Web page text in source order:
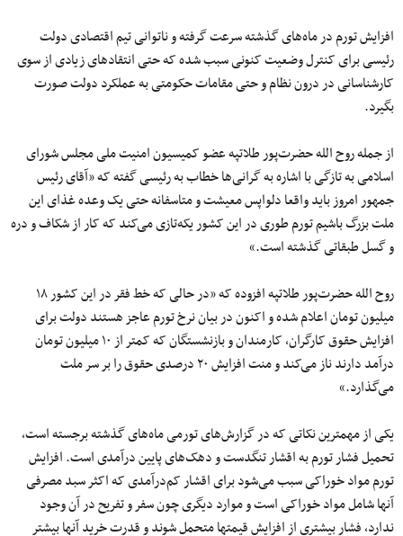
افزایش تورم در ماه‌های گذشته سرعت گرفته و ناتوانی تیم اقتصادی دولت
رئیسی برای کنترل وضعیت کنونی سبب شده که حتی انتقادهای زیادی از سوی
کارشناسانی در درون نظام و حتی مقامات حکومتی به عملکرد دولت صورت
بگیرد.
از جمله روح الله حضرت‌پور طلاتپه عضو کمیسیون امنیت ملی مجلس شورای
اسلامی به تازگی با اشاره به گرانی‌ها خطاب به رئیسی گفته که «آقای رئیس
جمهور امروز باید واقعا دلواپس معیشت و متاسفانه حتی یک وعده غذای این
ملت بزرگ باشیم تورم طوری در این کشور یکه‌تازی می‌کند که کار از شکاف و دره
و گسل طبقاتی گذشته است.»
روح الله حضرت‌پور طلاتپه افزوده که «در حالی که خط فقر در این کشور ۱۸
میلیون تومان اعلام شده و اکنون در بیان نرخ تورم عاجز هستند دولت برای
افزایش حقوق کارگران، کارمندان و بازنشستگان که کمتر از ۱۰ میلیون تومان
درآمد دارند ناز می‌کند و منت افزایش ۲۰ درصدی حقوق را بر سر ملت
می‌گذارد.»
یکی از مهمترین نکاتی که در گزارش‌های تورمی ماه‌های گذشته برجسته است،
تحمیل فشار تورم به اقشار تنگدست و دهک‌های پایین درآمدی است. افزایش
تورم مواد خوراکی سبب می‌شود برای اقشار کم‌درآمدی که اکثر سبد مصرفی
آنها شامل مواد خوراکی است و موارد دیگری چون سفر و تفریح در آن وجود
ندارد، فشار بیشتری از افزایش قیمتها متحمل شوند و قدرت خرید آنها بیشتر